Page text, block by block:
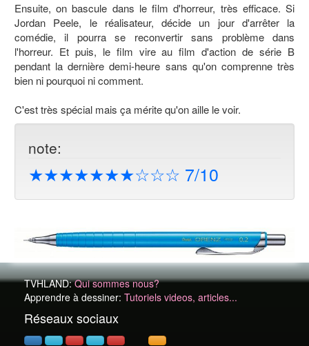
Ensuite, on bascule dans le film d'horreur, très efficace. Si
Jordan Peele, le réalisateur, décide un jour d'arrêter la
comédie, il pourra se reconvertir sans problème dans
l'horreur. Et puis, le film vire au film d'action de série B
pendant la dernière demi-heure sans qu'on comprenne très
bien ni pourquoi ni comment.
C'est très spécial mais ça mérite qu'on aille le voir.
note:
★★★★★★★☆☆☆ 7/10
TVHLAND:Qui sommes nous?
Apprendre à dessiner: Tutoriels videos, articles...
Réseaux sociaux